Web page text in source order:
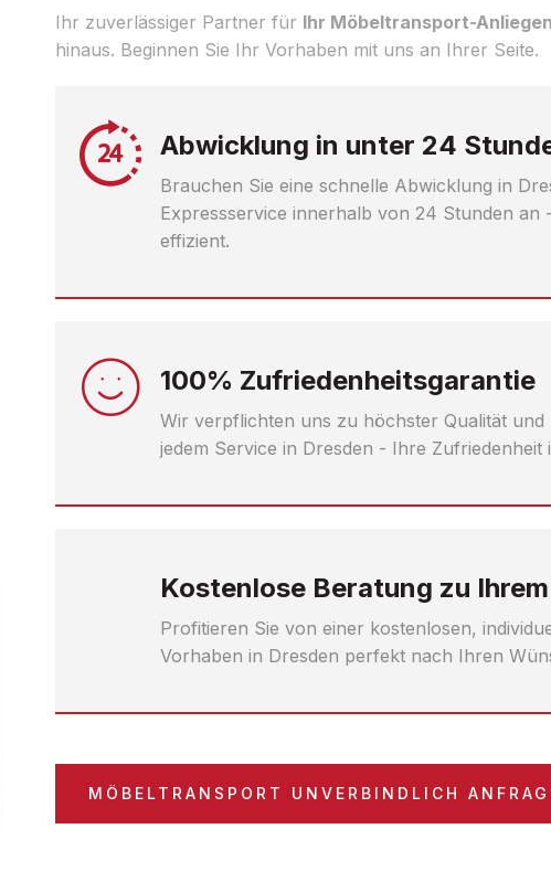
Ihr zuverlässiger Partner für Ihr Möbeltransport-
hinaus. Beginnen Sie Ihr Vorhaben mit uns an Ihrer Seite.
Abwicklung in unter 24
Brauchen Sie eine schnelle Abwicklung in
Expressservice innerhalb von 24 Stunden an
effizient.
100% Zufriedenheitsgarantie
Wir verpflichten uns zu höchster Qualität und
jedem Service in Dresden - Ihre Zufriedenheit
Kostenlose Beratung zu
Profitieren Sie von einer kostenlosen,
Vorhaben in Dresden perfekt nach Ihren
MÖBELTRANSPORT UNVERBINDLICH